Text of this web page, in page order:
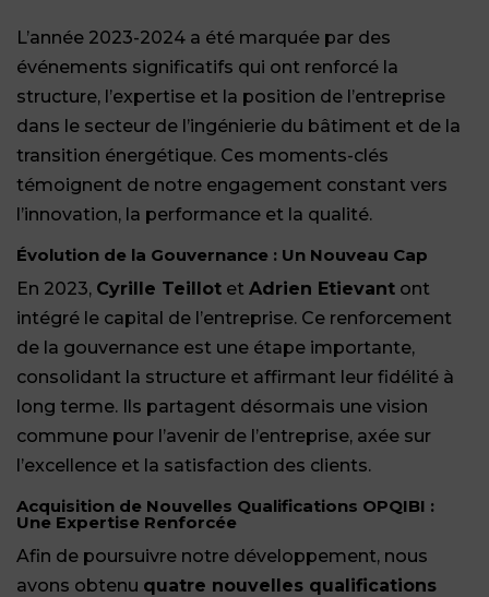
L’année 2023-2024 a été marquée par des
événements significatifs qui ont renforcé la
structure, l’expertise et la position de l’entreprise
dans le secteur de l’ingénierie du bâtiment et de la
transition énergétique. Ces moments-clés
témoignent de notre engagement constant vers
l’innovation, la performance et la qualité.
Évolution de la Gouvernance : Un Nouveau Cap
En 2023, Cyrille Teillot et Adrien Etievant ont
intégré le capital de l’entreprise. Ce renforcement
de la gouvernance est une étape importante,
consolidant la structure et affirmant leur fidélité à
long terme. Ils partagent désormais une vision
commune pour l’avenir de l’entreprise, axée sur
l’excellence et la satisfaction des clients.
Acquisition de Nouvelles Qualifications OPQIBI :
Une Expertise Renforcée
Afin de poursuivre notre développement, nous
avons obtenu quatre nouvelles qualifications